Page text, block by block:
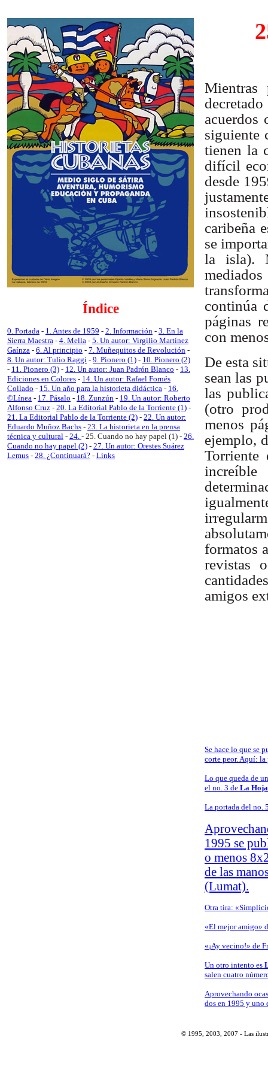
Índice
0. Portada - 1. Antes de 1959 - 2. Información - 3. En la
Sierra Maestra - 4. Mella - 5. Un autor: Virgilio Martínez
Gaínza - 6. Al principio - 7. Muñequitos de Revolución -
8. Un autor: Tulio Raggi - 9. Pionero (1) - 10. Pionero (2)
- 11. Pionero (3) - 12. Un autor: Juan Padrón Blanco - 13.
Ediciones en Colores - 14. Un autor: Rafael Fornés
Collado - 15. Un año para la historieta didáctica - 16.
©Línea - 17. Pásalo - 18. Zunzún - 19. Un autor: Roberto
Alfonso Cruz - 20. La Editorial Pablo de la Torriente (1) -
21. La Editorial Pablo de la Torriente (2) - 22. Un autor:
Eduardo Muñoz Bachs - 23. La historieta en la prensa
técnica y cultural - 24. - 25. Cuando no hay papel (1) - 26.
Cuando no hay papel (2) - 27. Un autor: Orestes Suárez
Lemus - 28. ¿Continuará? - Links
Mientras
acuerdos
siguiente
tienen la
difícil
desde
caribeña
se
la isla).
continúa
páginas
con
De esta
sean las
las
(otro
menos
ejemplo,
Torriente
formatos
revistas
amigos
Se hace lo que se
corte peor. Aquí: la
Lo que queda de
el no. 3 de La
La portada del no.
1995 se
o menos
de las
(Lumat).
Otra tira:
«El mejor amigo»
«¡Ay vecino!» de
Un otro intento es
salen cuatro
Aprovechando
dos en 1995 y uno
© 1995, 2003, 2007 - Las